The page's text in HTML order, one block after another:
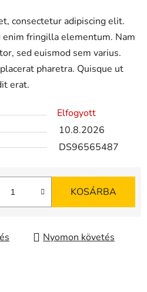
consectetur adipiscing elit.
fringilla elementum. Nam
sed euismod sem varius.
pharetra. Quisque ut
erat.
Elfogyott
10.8.2026
DS96565487
KOSÁRBA
Nyomon követés